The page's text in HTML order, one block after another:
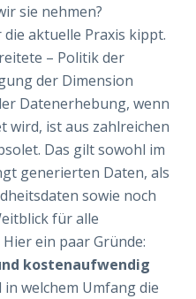
sie nehmen?
die aktuelle Praxis kippt.
– Politik der
der Dimension
Datenerhebung, wenn
wird, ist aus zahlreichen
Das gilt sowohl im
generierten Daten, als
sowie noch
für alle
ein paar Gründe:
kostenaufwendig
in welchem Umfang die